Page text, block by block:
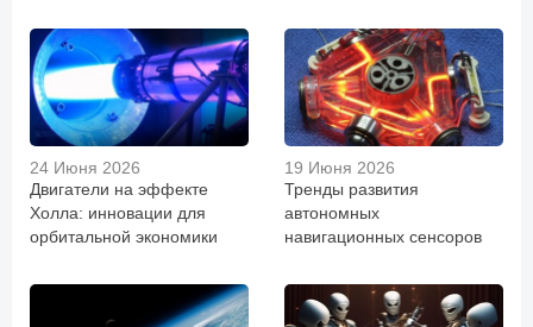
24 Июня 2026
Двигатели на эффекте
Холла: инновации для
орбитальной экономики
19 Июня 2026
Тренды развития
автономных
навигационных сенсоров